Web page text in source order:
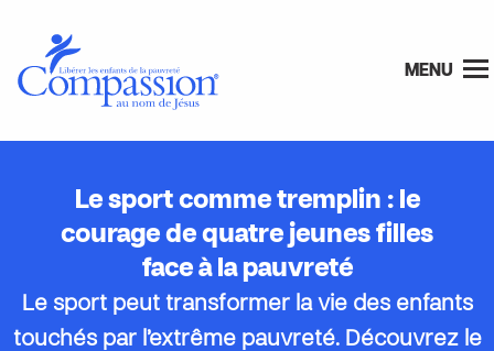
MENU
Le sport comme tremplin : le
courage de quatre jeunes filles
face à la pauvreté
Le sport peut transformer la vie des enfants
touchés par l’extrême pauvreté. Découvrez le